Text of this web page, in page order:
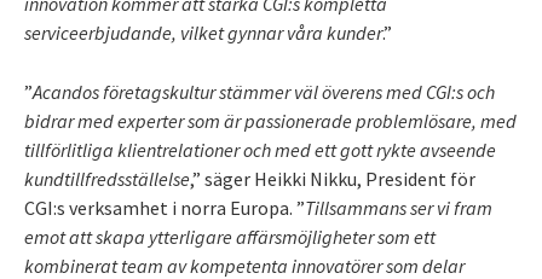
serviceerbjudande, vilket gynnar våra kunder.”
”Acandos företagskultur stämmer väl överens med CGI:s och
bidrar med experter som är passionerade problemlösare, med
tillförlitliga klientrelationer och med ett gott rykte avseende
kundtillfredsställelse,” säger Heikki Nikku, President för
CGI:s verksamhet i norra Europa. ”Tillsammans ser vi fram
emot att skapa ytterligare affärsmöjligheter som ett
kombinerat team avkompetenta innovatörer som delar